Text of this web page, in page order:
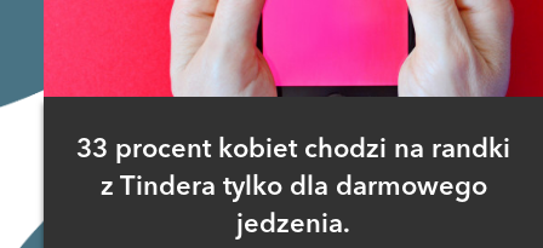
33 procent kobiet chodzi na randki
z Tindera tylko dla darmowego
jedzenia.